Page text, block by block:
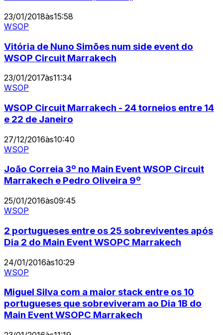
23/01/2018às15:58
WSOP
Vitória de Nuno Simões num side event do
WSOP Circuit Marrakech
23/01/2017às11:34
WSOP
WSOP Circuit Marrakech - 24 torneios entre 14
e 22 de Janeiro
27/12/2016às10:40
WSOP
João Correia 3º no Main Event WSOP Circuit
Marrakech e Pedro Oliveira 9º
25/01/2016às09:45
WSOP
2 portugueses entre os 25 sobreviventes após
Dia 2 do Main Event WSOPC Marrakech
24/01/2016às10:29
WSOP
Miguel Silva com a maior stack entre os 10
portugueses que sobreviveram ao Dia 1B do
Main Event WSOPC Marrakech